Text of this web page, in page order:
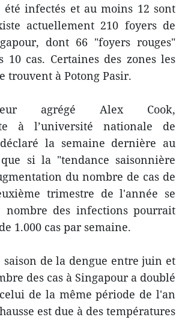
été infectés et au moins 12 sont
actuellement 210 foyers de
dont 66 "foyers rouges"
10 cas. Certaines des zones les
trouvent à Potong Pasir.
agrégé Alex Cook,
à l’université nationale de
la semaine dernière au
si la "tendance saisonnière
du nombre de cas de
trimestre de l'année se
nombre des infections pourrait
1.000 cas par semaine.
saison de la dengue entre juin et
des cas à Singapour a doublé
de la même période de l'an
est due à des températures